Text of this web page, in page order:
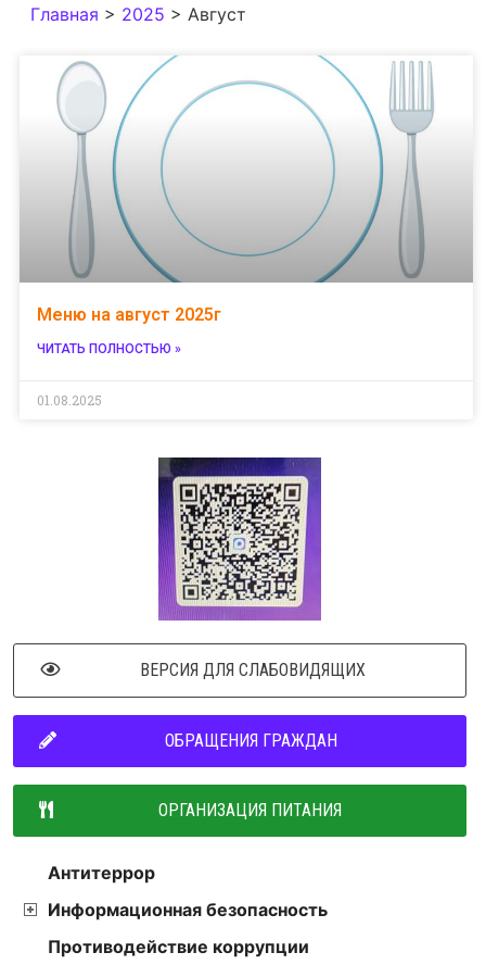
Главная > 2025 > Август
Меню на август 2025г
ЧИТАТЬ ПОЛНОСТЬЮ »
01.08.2025
ВЕРСИЯ ДЛЯ СЛАБОВИДЯЩИХ
ОБРАЩЕНИЯ ГРАЖДАН
ОРГАНИЗАЦИЯ ПИТАНИЯ
Антитеррор
Информационная безопасность
Противодействие коррупции